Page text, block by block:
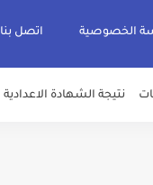
الخصوصية اتصل بنا
نتيجة الشهادة الاعدادية